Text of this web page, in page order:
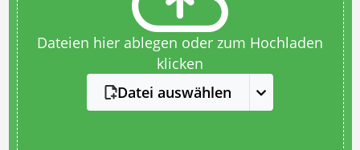
Dateien hier ablegen oder zum Hochladen
klicken
Datei auswählen